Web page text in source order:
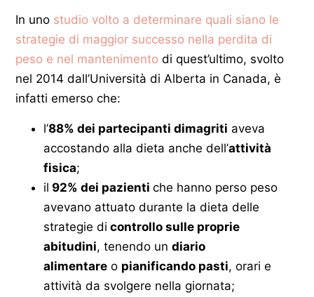
In uno studio volto a determinare quali siano le
strategie di maggior successo nella perdita di
peso e nel mantenimento di quest’ultimo, svolto
nel 2014 dall’Università di Alberta in Canada, è
infatti emerso che:
l’88% dei partecipanti dimagriti aveva
accostando alla dieta anche dell’attività
fisica;
il 92% dei pazienti che hanno perso peso
avevano attuato durante la dieta delle
strategie di controllo sulle proprie
abitudini, tenendo un diario
alimentare o pianificando pasti, orari e
attività da svolgere nella giornata;